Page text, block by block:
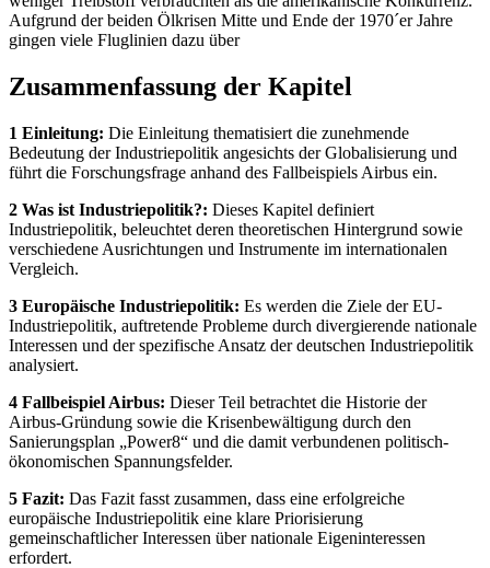
Aufgrund der beiden Ölkrisen Mitte und Ende der 1970´er Jahre
gingen viele Fluglinien dazu über
Zusammenfassung der Kapitel
1 Einleitung: Die Einleitung thematisiert die zunehmende
Bedeutung der Industriepolitik angesichts der Globalisierung und
führt die Forschungsfrage anhand des Fallbeispiels Airbus ein.
2 Was ist Industriepolitik?: Dieses Kapitel definiert
Industriepolitik, beleuchtet deren theoretischen Hintergrund sowie
verschiedene Ausrichtungen und Instrumente im internationalen
Vergleich.
3 Europäische Industriepolitik: Es werden die Ziele der EU-
Industriepolitik, auftretende Probleme durch divergierende nationale
Interessen und der spezifische Ansatz der deutschen Industriepolitik
analysiert.
4 Fallbeispiel Airbus: Dieser Teil betrachtet die Historie der
Airbus-Gründung sowie die Krisenbewältigung durch den
Sanierungsplan „Power8“ und die damit verbundenen politisch-
ökonomischen Spannungsfelder.
5 Fazit: Das Fazit fasst zusammen, dass eine erfolgreiche
europäische Industriepolitik eine klare Priorisierung
gemeinschaftlicher Interessen über nationale Eigeninteressen
erfordert.